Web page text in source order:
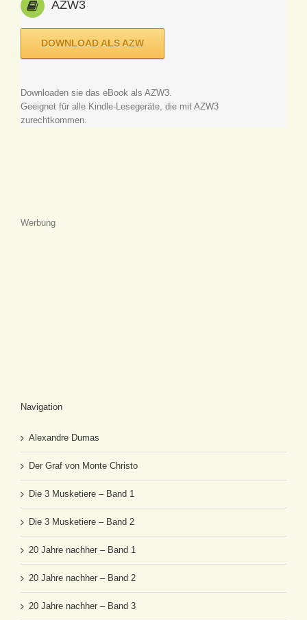
AZW3
DOWNLOAD ALS AZW
Downloaden sie das eBook als AZW3.
Geeignet für alle Kindle-Lesegeräte, die mit AZW3
zurechtkommen.
Werbung
Navigation
Alexandre Dumas
Der Graf von Monte Christo
Die 3 Musketiere – Band 1
Die 3 Musketiere – Band 2
20 Jahre nachher – Band 1
20 Jahre nachher – Band 2
20 Jahre nachher – Band 3